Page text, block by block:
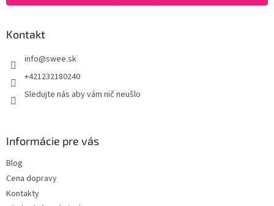
Kontakt
info@swee.sk
+421232180240
Sledujte nás aby vám nič neušlo
Informácie pre vás
Blog
Cena dopravy
Kontakty